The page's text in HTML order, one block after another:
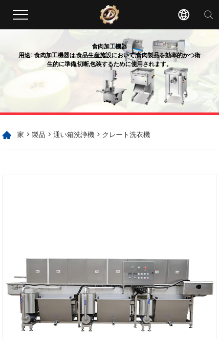
食肉加工機器
用途: 食肉加工機器は,食品生産施設において,食肉製品を効率的かつ衛
生的に準備,切断,包装するために使用されます。
家 > 製品 > 通い箱洗浄機 > クレート洗衣機